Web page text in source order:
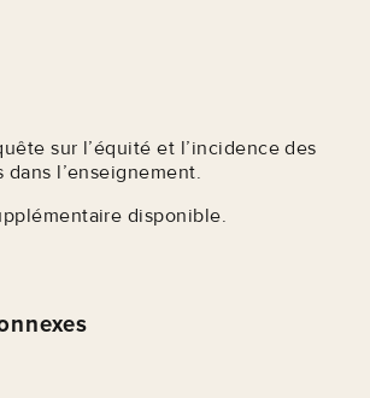
sur l’équité et l’incidence des
l’enseignement.
disponible.